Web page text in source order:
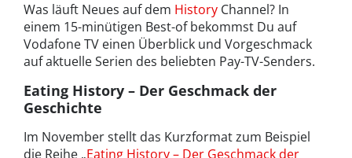
Was läuft Neues auf dem History Channel? In
einem 15-minütigen Best-of bekommst Du auf
Vodafone TV einen Überblick und Vorgeschmack
auf aktuelle Serien des beliebten Pay-TV-Senders.
Eating History – Der Geschmack der
Geschichte
Im November stellt das Kurzformat zum Beispiel
die Reihe „Eating History – Der Geschmack der